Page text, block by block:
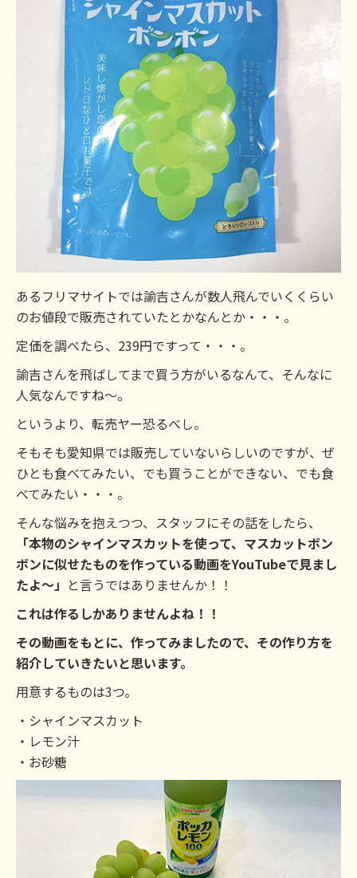
あるフリマサイトでは諭吉さんが数人飛んでいくくらい
のお値段で販売されていたとかなんとか・・・。
定価を調べたら、239円ですって・・・。
諭吉さんを飛ばしてまで買う方がいるなんて、そんなに
人気なんですね～。
というより、転売ヤー恐るべし。
そもそも愛知県では販売していないらしいのですが、ぜ
ひとも食べてみたい、でも買うことができない、でも食
べてみたい・・・。
そんな悩みを抱えつつ、スタッフにその話をしたら、
「本物のシャインマスカットを使って、マスカットボン
ボンに似せたものを作っている動画をYouTubeで見まし
たよ～」 と言うではありませんか！！
これは作るしかありませんよね！！
その動画をもとに、作ってみましたので、その作り方を
紹介していきたいと思います。
用意するものは3つ。
・シャインマスカット
・レモン汁
・お砂糖